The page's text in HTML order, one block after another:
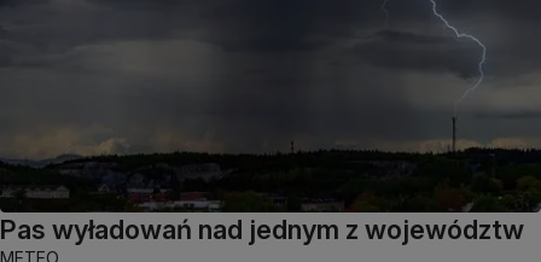
Pas wyładowań nad jednym z województw
METEO